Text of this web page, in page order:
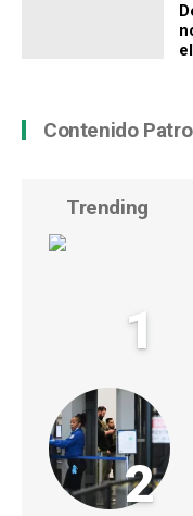
Contenido
Trending
1
2